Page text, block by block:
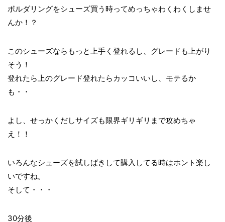
ボルダリングをシューズ買う時ってめっちゃわくわくしませ
んか！？
このシューズならもっと上手く登れるし、グレードも上がり
そう！
登れたら上のグレード登れたらカッコいいし、モテるか
も・・
よし、せっかくだしサイズも限界ギリギリまで攻めちゃ
え！！
いろんなシューズを試しばきして購入してる時はホント楽し
いですね。
そして・・・
30分後